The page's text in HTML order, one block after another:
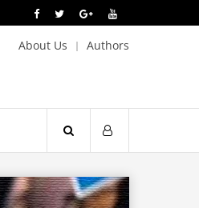
About Us Authors